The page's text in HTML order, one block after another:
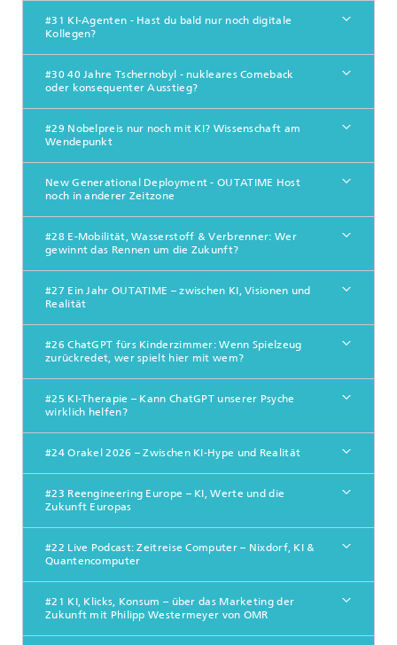
#31 KI-Agenten - Hast du bald nur noch digitale
Kollegen?
#30 40 Jahre Tschernobyl - nukleares Comeback
oder konsequenter Ausstieg?
#29 Nobelpreis nur noch mit KI? Wissenschaft am
Wendepunkt
New Generational Deployment - OUTATIME Host
noch in anderer Zeitzone
#28 E-Mobilität, Wasserstoff & Verbrenner: Wer
gewinnt das Rennen um die Zukunft?
#27 Ein Jahr OUTATIME – zwischen KI, Visionen und
Realität
#26 ChatGPT fürs Kinderzimmer: Wenn Spielzeug
zurückredet, wer spielt hier mit wem?
#25 KI-Therapie – Kann ChatGPT unserer Psyche
wirklich helfen?
#24 Orakel 2026 – Zwischen KI-Hype und Realität
#23 Reengineering Europe – KI, Werte und die
Zukunft Europas
#22 Live Podcast: Zeitreise Computer – Nixdorf, KI &
Quantencomputer
#21 KI, Klicks, Konsum – über das Marketing der
Zukunft mit Philipp Westermeyer von OMR